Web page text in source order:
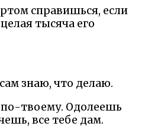
справишься, если
тысяча его
знаю, что делаю.
твоему. Одолеешь
все тебе дам.